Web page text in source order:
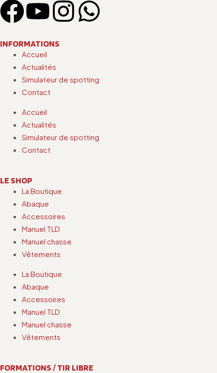
INFORMATIONS
Accueil
Actualités
Simulateur de spotting
Contact
Accueil
Actualités
Simulateur de spotting
Contact
LE SHOP
La Boutique
Abaque
Accessoires
Manuel TLD
Manuel chasse
Vêtements
La Boutique
Abaque
Accessoires
Manuel TLD
Manuel chasse
Vêtements
FORMATIONS / TIR LIBRE